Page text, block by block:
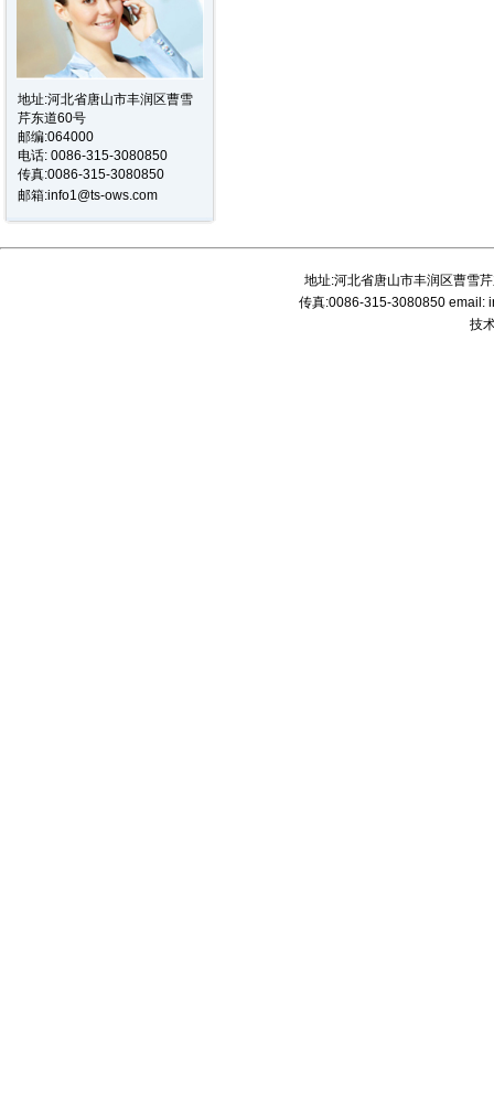
地址:河北省唐山市丰润区曹雪
芹东道60号
邮编:064000
电话: 0086-315-3080850
传真:0086-315-3080850
邮箱:info1@ts-ows.com
地址:河北省唐山市丰润区曹雪
传真:0086-315-3080850 email:
技